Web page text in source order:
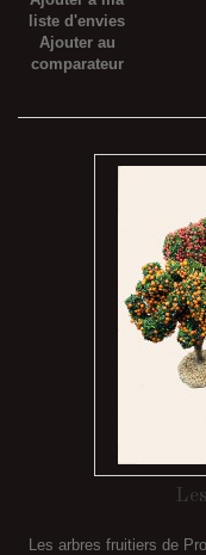
liste d'envies
Ajouter au
comparateur
Les arbres fruitiers de